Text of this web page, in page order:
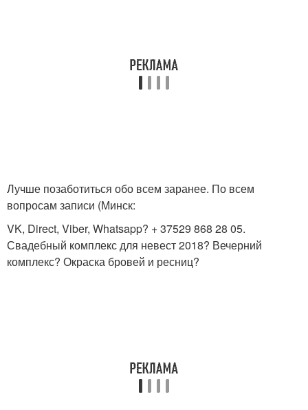
Лучше позаботиться обо всем заранее. По всем
вопросам записи (Минск:
VK, Direct, Viber, Whatsapp? + 37529 868 28 05.
Свадебный комплекс для невест 2018? Вечерний
комплекс? Окраска бровей и ресниц?